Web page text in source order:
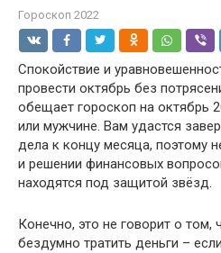
Гороскоп 2022
Спокойствие и
провести октябрь без
обещает гороскоп на октябрь
или мужчине. Вам удастся
дела к концу месяца, поэтому
и решении финансовых
находятся под защитой звёзд.
Конечно, это не говорит о том,
бездумно тратить деньги –